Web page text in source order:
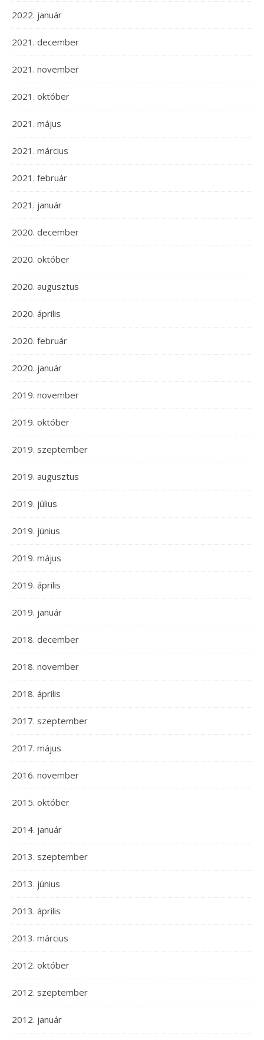
2022. január
2021. december
2021. november
2021. október
2021. május
2021. március
2021. február
2021. január
2020. december
2020. október
2020. augusztus
2020. április
2020. február
2020. január
2019. november
2019. október
2019. szeptember
2019. augusztus
2019. július
2019. június
2019. május
2019. április
2019. január
2018. december
2018. november
2018. április
2017. szeptember
2017. május
2016. november
2015. október
2014. január
2013. szeptember
2013. június
2013. április
2013. március
2012. október
2012. szeptember
2012. január